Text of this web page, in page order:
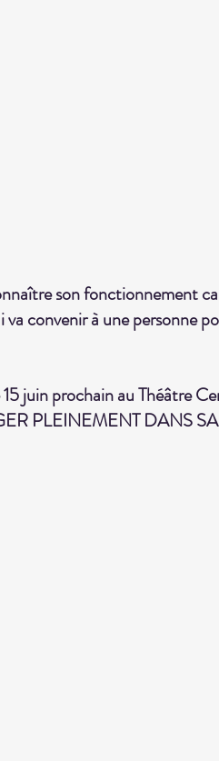
son fonctionnement
va convenir à une personne
juin prochain au Théâtre
PLEINEMENT DANS